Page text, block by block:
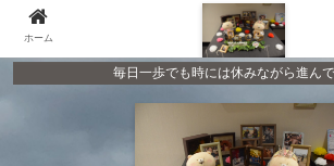
毎日一歩でも時には休みながら進ん
ホーム